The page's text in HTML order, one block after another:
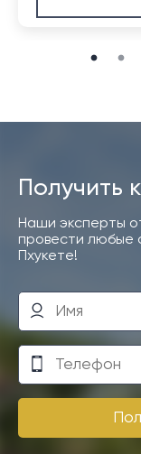
Получить
Наши эксперты
провести любые
Пхукете!